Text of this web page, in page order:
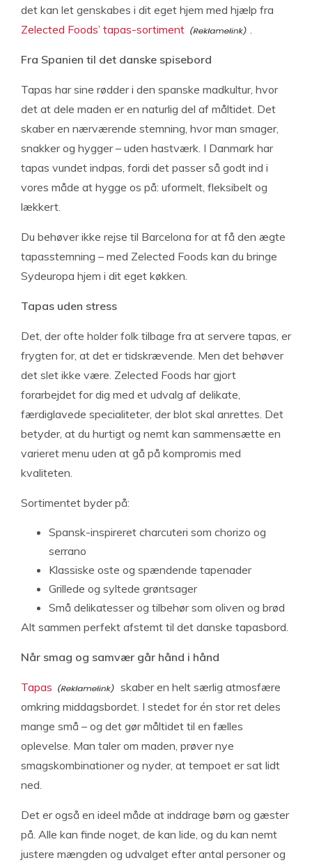
det kan let genskabes i dit eget hjem med hjælp fra
Zelected Foods’ tapas-sortiment
Fra Spanien til det danske spisebord
Tapas har sine rødder i den spanske madkultur, hvor
det at dele maden er en naturlig del af måltidet. Det
skaber en nærværende stemning, hvor man smager,
snakker og hygger – uden hastværk. I Danmark har
tapas vundet indpas, fordi det passer så godt ind i
vores måde at hygge os på: uformelt, fleksibelt og
lækkert.
Du behøver ikke rejse til Barcelona for at få den ægte
tapasstemning – med Zelected Foods kan du bringe
Sydeuropa hjem i dit eget køkken.
Tapas uden stress
Det, der ofte holder folk tilbage fra at servere tapas, er
frygten for, at det er tidskrævende. Men det behøver
det slet ikke være. Zelected Foods har gjort
forarbejdet for dig med et udvalg af delikate,
færdiglavede specialiteter, der blot skal anrettes. Det
betyder, at du hurtigt og nemt kan sammensætte en
varieret menu uden at gå på kompromis med
kvaliteten.
Sortimentet byder på:
Spansk-inspireret charcuteri som chorizo og
serrano
Klassiske oste og spændende tapenader
Grillede og syltede grøntsager
Små delikatesser og tilbehør som oliven og brød
Alt sammen perfekt afstemt til det danske tapasbord.
Når smag og samvær går hånd i hånd
Tapas
skaber en helt særlig atmosfære
omkring middagsbordet. I stedet for én stor ret deles
mange små – og det gør måltidet til en fælles
oplevelse. Man taler om maden, prøver nye
smagskombinationer og nyder, at tempoet er sat lidt
ned.
Det er også en ideel måde at inddrage børn og gæster
på. Alle kan finde noget, de kan lide, og du kan nemt
justere mængden og udvalget efter antal personer og